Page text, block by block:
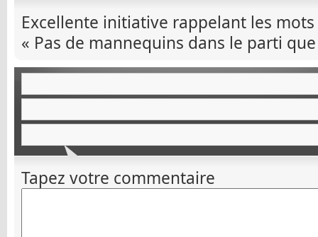
Excellente initiative rappelant les
« Pas de mannequins dans le parti
Tapez votre commentaire